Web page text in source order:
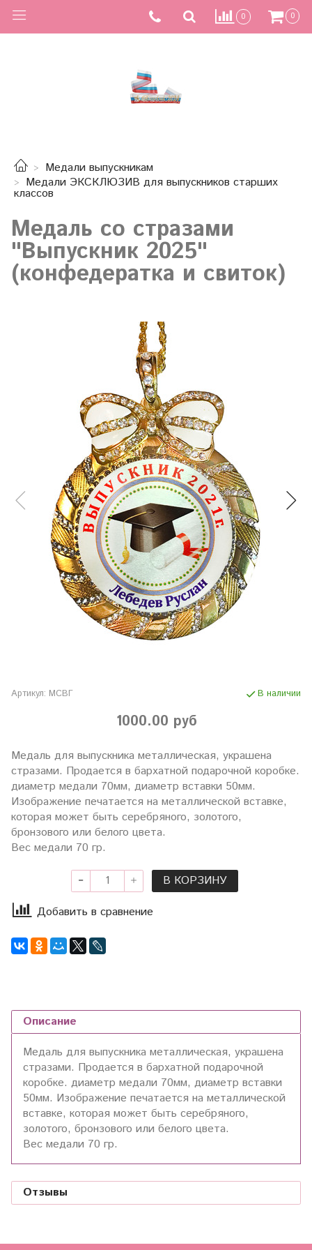
0 0
Медали выпускникам
Медали ЭКСКЛЮЗИВ для выпускников старших
классов
Медаль со стразами
"Выпускник 2025"
(конфедератка и свиток)
Артикул: МСВГ В наличии
1000.00 руб
Медаль для выпускника металлическая, украшена
стразами. Продается в бархатной подарочной коробке.
диаметр медали 70мм, диаметр вставки 50мм.
Изображение печатается на металлической вставке,
которая может быть серебряного, золотого,
бронзового или белого цвета.
Вес медали 70 гр.
В КОРЗИНУ
Добавить в сравнение
Описание
Медаль для выпускника металлическая, украшена
стразами. Продается в бархатной подарочной
коробке. диаметр медали 70мм, диаметр вставки
50мм. Изображение печатается на металлической
вставке, которая может быть серебряного,
золотого, бронзового или белого цвета.
Вес медали 70 гр.
Отзывы